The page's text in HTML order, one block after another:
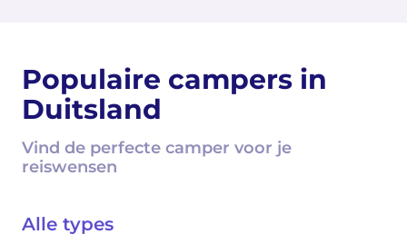
Populaire campers in
Duitsland
Vind de perfecte camper voor je
reiswensen
Alle types